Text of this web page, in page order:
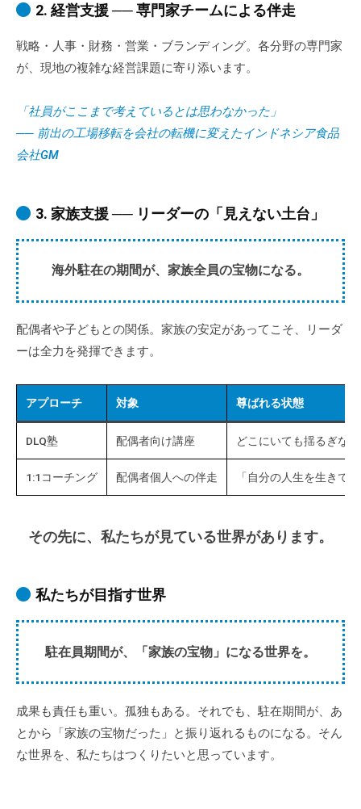
2. 経営支援 ── 専門家チームによる伴走
戦略・人事・財務・営業・ブランディング。各分野の専門家
が、現地の複雑な経営課題に寄り添います。
「社員がここまで考えているとは思わなかった」
── 前出の工場移転を会社の転機に変えたインドネシア食品
会社GM
3. 家族支援 ── リーダーの「見えない土台」
海外駐在の期間が、家族全員の宝物になる。
配偶者や子どもとの関係。家族の安定があってこそ、リーダ
ーは全力を発揮できます。
アプローチ 対象 尊ばれる状態
DLQ塾 配偶者向け講座 どこにいても揺るぎな
1:1コーチング 配偶者個人への伴走 「自分の人生を生きて
その先に、私たちが見ている世界があります。
私たちが目指す世界
駐在員期間が、「家族の宝物」になる世界を。
成果も責任も重い。孤独もある。それでも、駐在期間が、あ
とから「家族の宝物だった」と振り返れるものになる。そん
な世界を、私たちはつくりたいと思っています。